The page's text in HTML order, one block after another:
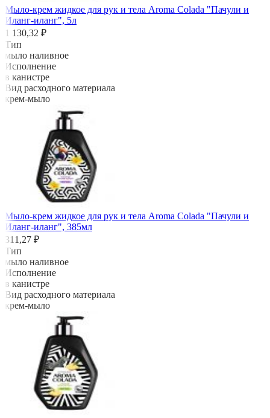
Мыло-крем жидкое для рук и тела Aroma Colada "Пачули и
Иланг-иланг", 5л
1 130,32 ₽
Тип
мыло наливное
Исполнение
в канистре
Вид расходного материала
крем-мыло
Мыло-крем жидкое для рук и тела Aroma Colada "Пачули и
Иланг-иланг", 385мл
311,27 ₽
Тип
мыло наливное
Исполнение
в канистре
Вид расходного материала
крем-мыло